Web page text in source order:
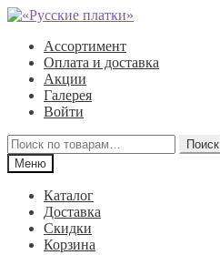
Перейти
навигации
Перейти
содержимому
Ассортимент
Оплата и доставка
Акции
Галерея
Войти
Искать:
Поиск
Меню
Каталог
Доставка
Скидки
Корзина